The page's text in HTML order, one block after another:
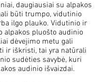
daugiausiai su alpakos
būti trumpo, vidutinio
ilgo plauko. Vidutinio ir
alpakos pluošto audinio
dėvejimo metu gali
ir iškristi, tai yra natūrali
sudėties savybė, kuri
audinio išvaizdai.